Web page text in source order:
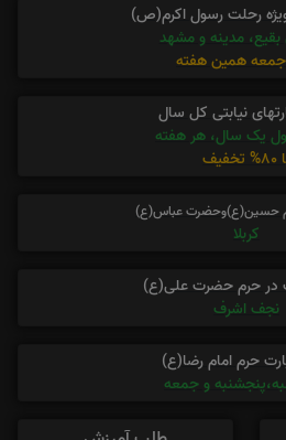
رحلت رسول اکرم(ص)
بقیع، مدینه و مشهد
همین هفته
نیابتی کل سال
یک سال، هر هفته
حسین(ع)وحضرت عباس(ع)
کربلا
در حرم حضرت علی(ع)
نجف اشرف
حرم امام رضا(ع)
و جمعه